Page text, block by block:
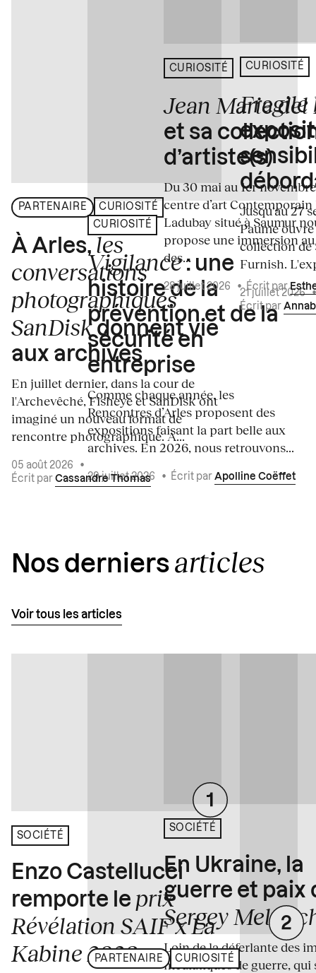
PARTENAIRE CURIOSITÉ
À Arles, les
conversations
photographiques
SanDiskdonnent vie
aux archives
En juillet dernier, dans la cour de
l'Archevêché, Fisheye et SanDisk ont
imaginé un nouveau format de
rencontre photographique. À...
05 août 2026
•
Écrit par Cassandre Thomas
CURIOSITÉ
Vigilance: une
histoire de la
prévention et de la
sécurité en
entreprise
Comme chaque année, les
Rencontres d’Arles proposent des
expositions faisant la part belle aux
archives. En 2026, nous retrouvons...
29 juillet 2026 • Écrit par Apolline Coëffet
CURIOSITÉ
Jean Marie del
et sa
d’artiste(s)
Du 30 mai au 1er
centre d’art Contemporain
Ladubay situé à Saumur
propose une immersion
des...
28 juillet 2026 •Écrit par
CURIOSITÉ
Fragile
Jusqu'au 27
Paume
collection de
Furnish.
21 juillet 2026
Écrit par
Nos derniers articles
Voir tous les articles
SOCIÉTÉ
Enzo Castellucci
remporte le prix
Révélation SAIF x La
Kabine 2026
PARTENAIRE CURIOSITÉ
SOCIÉTÉ
En Ukraine, la
guerre et paix
Sergey
Loin de la déferlante des
médiatiques de guerre, qui